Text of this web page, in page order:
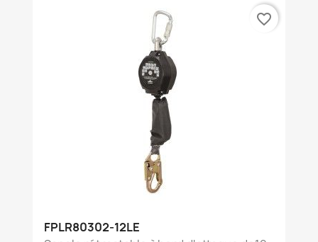
FPLR80302-12LE
favorite_border